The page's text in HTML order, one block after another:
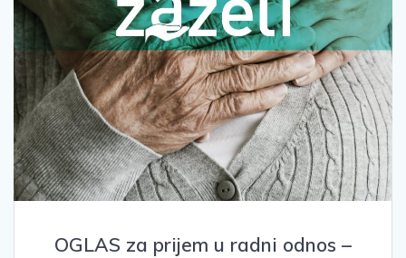
OGLAS za prijem u radni odnos –